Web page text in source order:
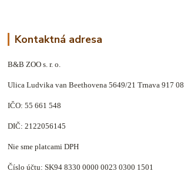
Kontaktná adresa
B&B ZOO s. r. o.
Ulica Ludvika van Beethovena 5649/21 Trnava 917 08
IČO: 55 661 548
DIČ: 2122056145
Nie sme platcami DPH
Číslo účtu: SK94 8330 0000 0023 0300 1501